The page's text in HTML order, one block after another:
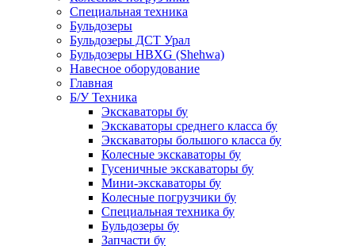
Специальная техника
Бульдозеры
Бульдозеры ДСТ Урал
Бульдозеры HBXG (Shehwa)
Навесное оборудование
Главная
Б/У Техника
Экскаваторы бу
Экскаваторы среднего класса бу
Экскаваторы большого класса бу
Колесные экскаваторы бу
Гусеничные экскаваторы бу
Мини-экскаваторы бу
Колесные погрузчики бу
Специальная техника бу
Бульдозеры бу
Запчасти бу